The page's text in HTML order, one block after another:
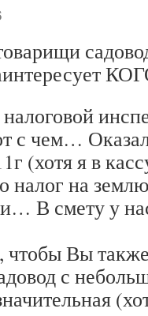
с чем…
(хотя я в
налог на
В смету у
Вы
с